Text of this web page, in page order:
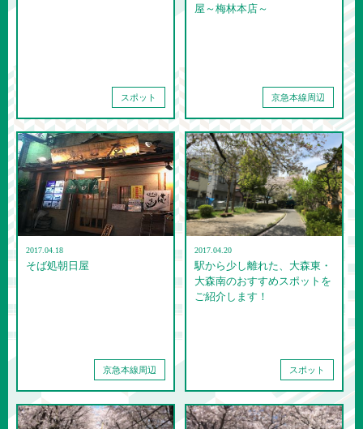
スポット
屋～梅林本店～
京急本線周辺
2017.04.18
そば処朝日屋
京急本線周辺
2017.04.20
駅から少し離れた、大森東・
大森南のおすすめスポットを
ご紹介します！
スポット